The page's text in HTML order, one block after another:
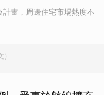
畫，周邊住宅市場熱度不